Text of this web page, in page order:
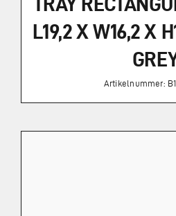
L19,2 X W16,2 X
Artikelnummer: